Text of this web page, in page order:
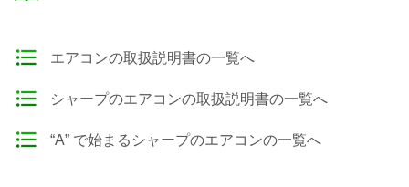
エアコンの取扱説明書の一覧へ
シャープのエアコンの取扱説明書の一覧へ
“A” で始まるシャープのエアコンの一覧へ